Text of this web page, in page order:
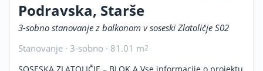
Podravska, Starše
3-sobno stanovanje z balkonom v soseski Zlatoličje S02
Stanovanje · 3-sobno · 81.01 m2